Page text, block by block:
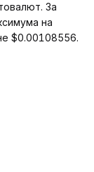
За
на
$0.00108556.